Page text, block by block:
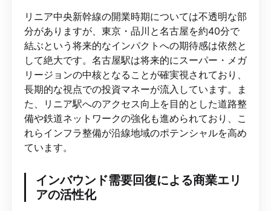
リニア中央新幹線の開業時期については不透明な部
分がありますが、東京・品川と名古屋を約40分で
結ぶという将来的なインパクトへの期待感は依然と
して絶大です。名古屋駅は将来的にスーパー・メガ
リージョンの中核となることが確実視されており、
長期的な視点での投資マネーが流入しています。ま
た、リニア駅へのアクセス向上を目的とした道路整
備や鉄道ネットワークの強化も進められており、こ
れらインフラ整備が沿線地域のポテンシャルを高め
ています。
インバウンド需要回復による商業エリ
アの活性化